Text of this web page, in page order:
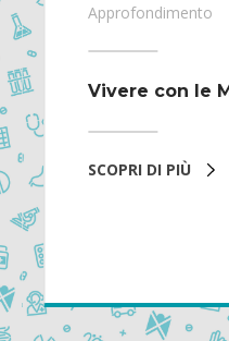
Approfondimento
Vivere con le
SCOPRI DI PIÙ